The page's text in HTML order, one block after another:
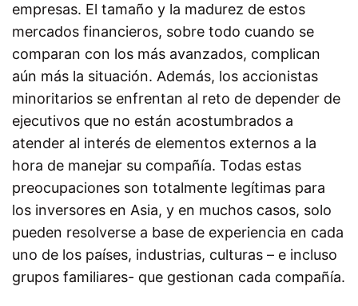
empresas. El tamaño y la madurez de estos
mercados financieros, sobre todo cuando se
comparan con los más avanzados, complican
aún más la situación. Además, los accionistas
minoritarios se enfrentan al reto de depender de
ejecutivos que no están acostumbrados a
atender al interés de elementos externos a la
hora de manejar su compañía. Todas estas
preocupaciones son totalmente legítimas para
los inversores en Asia, y en muchos casos, solo
pueden resolverse a base de experiencia en cada
uno de los países, industrias, culturas – e incluso
grupos familiares- que gestionan cada compañía.